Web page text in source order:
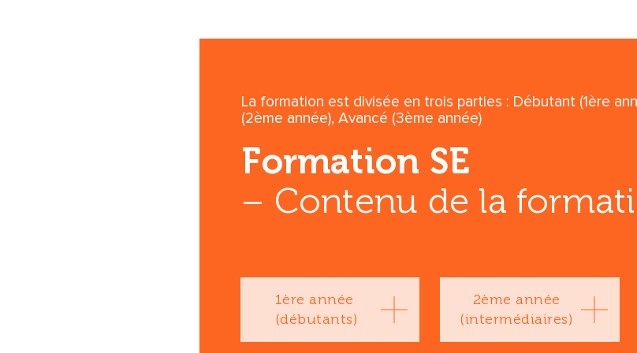
La formation est divisée en trois parties : Débutant (1ère
(2ème année), Avancé (3ème année)
Formation SE
– Contenu de la
1ère année
(débutants)
2ème année
(intermédiaires)